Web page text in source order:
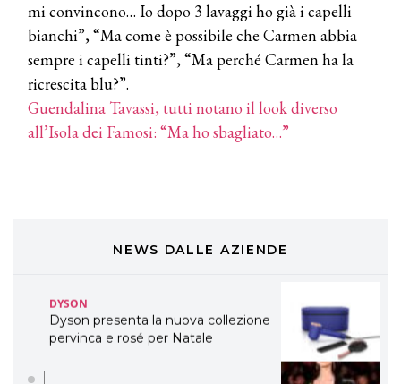
mi convincono… Io dopo 3 lavaggi ho già i capelli
bianchi”, “Ma come è possibile che Carmen abbia
sempre i capelli tinti?”, “Ma perché Carmen ha la
ricrescita blu?”.
Guendalina Tavassi, tutti notano il look diverso
all’Isola dei Famosi: “Ma ho sbagliato…”
NEWS DALLE AZIENDE
TONI&GUY
LABEL.M lancia la sua innovativa ed
eco-sostenibile linea di prodotti
professionali
DAVINES
Davines presenta cofanetti beauty
WELLNESS CONGRESS 2022: I
DYSON
Dyson presenta la nuova collezione
pervinca e rosé per Natale